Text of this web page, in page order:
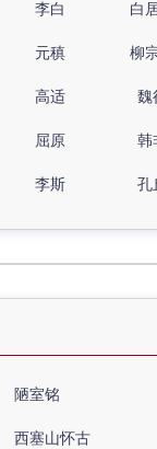
李白 白
元稹 柳
高适 魏
屈原 韩
李斯 孔
陋室铭
西塞山怀古